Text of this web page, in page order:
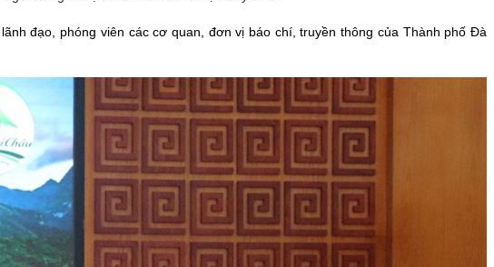
đạo, phóng viên các cơ quan, đơn vị báo chí, truyền thông của Thành phố Đà